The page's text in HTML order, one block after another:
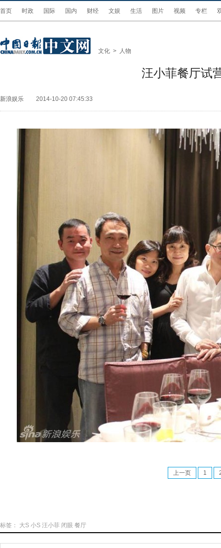
首页 时政 国际 国内 财经 文娱 生活 图片 视频 专栏
文化 > 人物
汪小菲餐厅试
新浪娱乐 2014-10-20 07:45:33
上一页 1
标签： 大S 小S 汪小菲 闭眼 餐厅